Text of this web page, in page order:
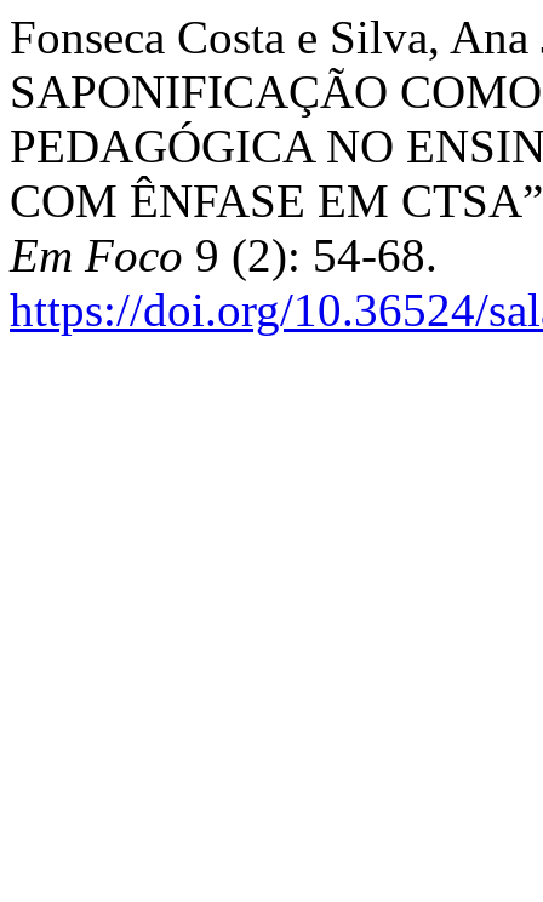
Fonseca Costa e Silva,
SAPONIFICAÇÃO
PEDAGÓGICA NO
COM ÊNFASE EM
Em Foco 9 (2): 54-68.
https://doi.org/10.36524/